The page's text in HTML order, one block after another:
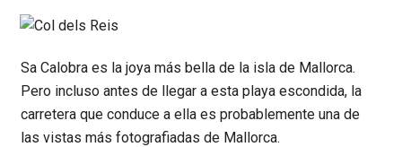
Sa Calobra es la joya más bella de la isla de Mallorca.
Pero incluso antes de llegar a esta playa escondida, la
carretera que conduce a ella es probablemente una de
las vistas más fotografiadas de Mallorca.